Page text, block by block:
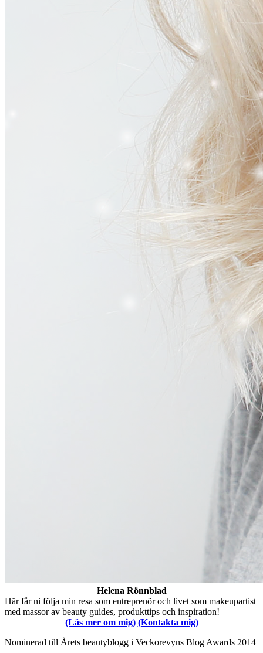
Helena Rönnblad
Här får ni följa min resa som entreprenör och livet som makeupartist
med massor av beauty guides, produkttips och inspiration!
(Läs mer om mig) (Kontakta mig)
Nominerad till Årets beautyblogg i Veckorevyns Blog Awards 2014